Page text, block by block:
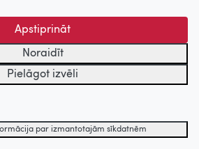
Apstiprināt
Noraidīt
Pielāgot izvēli
par izmantotajām sīkdatnēm